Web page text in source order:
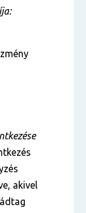
akivel